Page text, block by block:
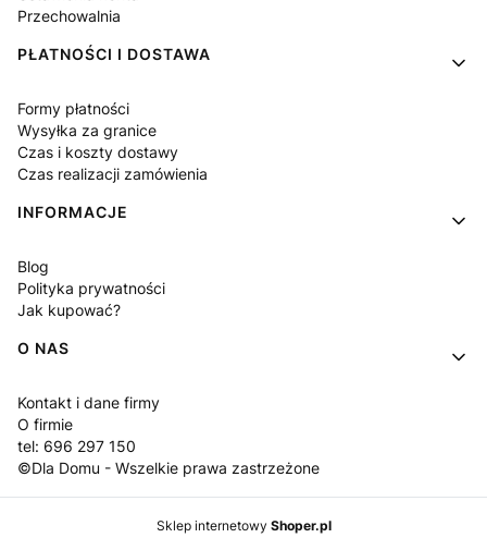
Przechowalnia
PŁATNOŚCI I DOSTAWA
Formy płatności
Wysyłka za granice
Czas i koszty dostawy
Czas realizacji zamówienia
INFORMACJE
Blog
Polityka prywatności
Jak kupować?
O NAS
Kontakt i dane firmy
O firmie
tel: 696 297 150
©Dla Domu - Wszelkie prawa zastrzeżone
Sklep internetowy Shoper.pl